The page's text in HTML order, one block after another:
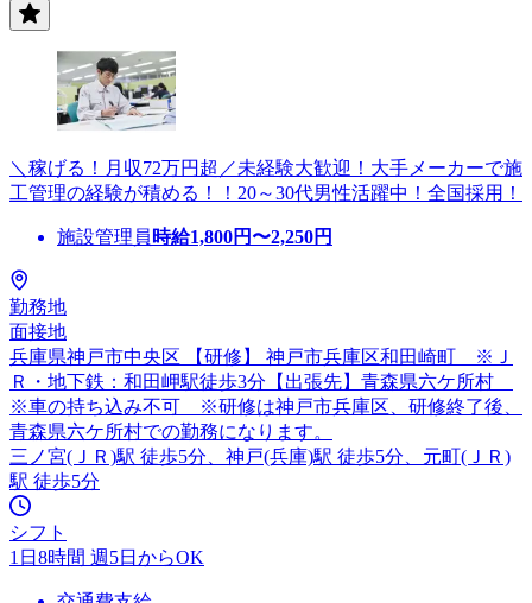
＼稼げる！月収72万円超／未経験大歓迎！大手メーカーで施
工管理の経験が積める！！20～30代男性活躍中！全国採用！
施設管理員 時給1,800円〜2,250円
勤務地
面接地
兵庫県神戸市中央区 【研修】 神戸市兵庫区和田崎町 ※Ｊ
Ｒ・地下鉄：和田岬駅徒歩3分【出張先】青森県六ケ所村
※車の持ち込み不可 ※研修は神戸市兵庫区、研修終了後、
青森県六ケ所村での勤務になります。
三ノ宮(ＪＲ)駅 徒歩5分、神戸(兵庫)駅 徒歩5分、元町(ＪＲ)
駅 徒歩5分
シフト
1日8時間 週5日からOK